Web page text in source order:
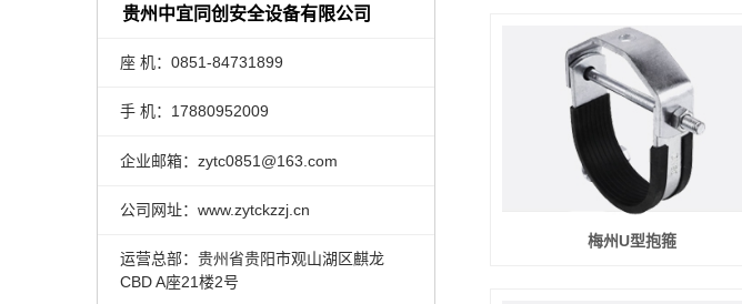
贵州中宜同创安全设备有限公司
座 机：0851-84731899
手 机：17880952009
企业邮箱：zytc0851@163.com
公司网址：www.zytckzzj.cn
运营总部：贵州省贵阳市观山湖区麒龙
CBD A座21楼2号
梅州U型抱箍